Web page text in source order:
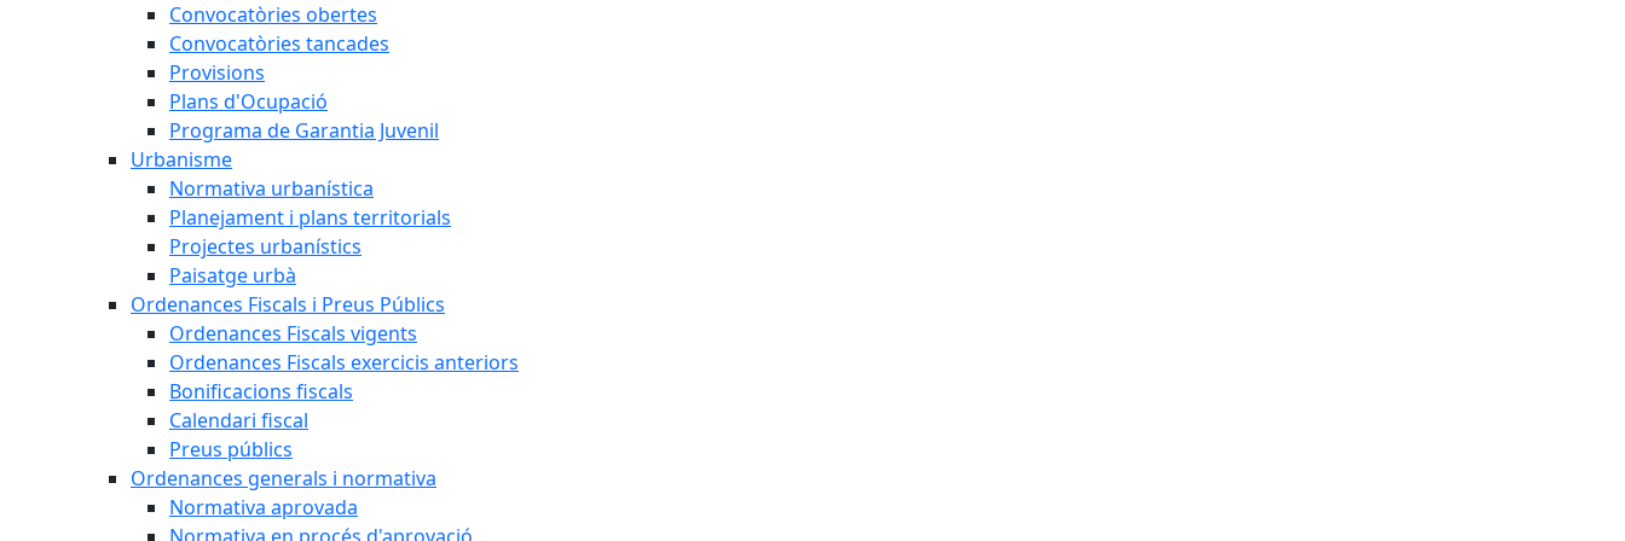
Convocatòries obertes
Convocatòries tancades
Provisions
Plans d'Ocupació
Programa de Garantia Juvenil
Urbanisme
Normativa urbanística
Planejament i plans territorials
Projectes urbanístics
Paisatge urbà
Ordenances Fiscals i Preus Públics
Ordenances Fiscals vigents
Ordenances Fiscals exercicis anteriors
Bonificacions fiscals
Calendari fiscal
Preus públics
Ordenances generals i normativa
Normativa aprovada